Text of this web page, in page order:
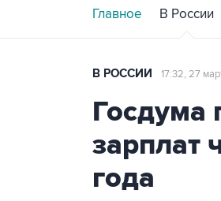
Главное В России
В РОССИИ 17:32, 27
Госдума
зарплат
года